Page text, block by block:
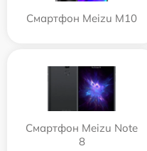
Смартфон Meizu M10
Смартфон Meizu Note
8